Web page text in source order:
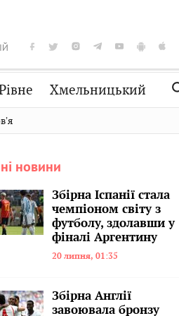
Хмельницький
Словко
Спорт
Нерухомість Домашні тварини
новини
Збірна Іспанії стала
чемпіоном світу з
футболу, здолавши у
фіналі Аргентину
20 липня, 01:35
Збірна Англії
завоювала бронзу